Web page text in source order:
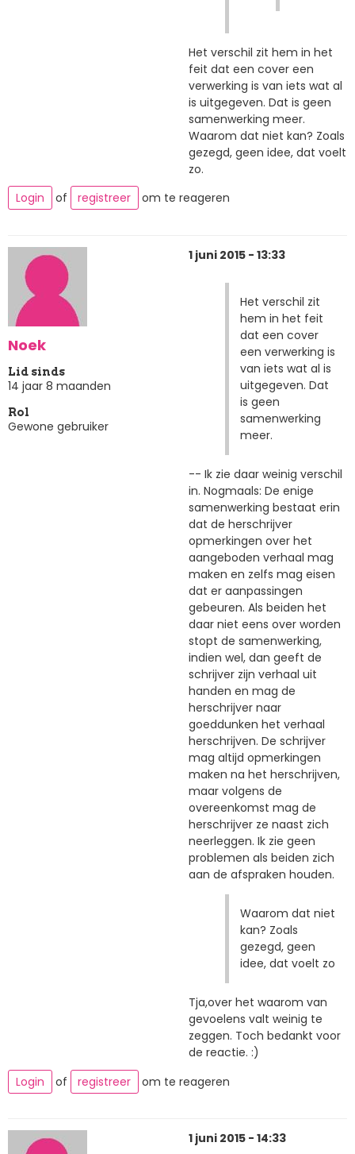
Het verschil zit hem in het
feit dat een cover een
verwerking is van iets wat al
is uitgegeven. Dat is geen
samenwerking meer.
Waarom dat niet kan? Zoals
gezegd, geen idee, dat voelt
zo.
Login
of registreer om te reageren
Noek
Lid sinds
14 jaar 8 maanden
Rol
Gewone gebruiker
1 juni 2015 - 13:33
Het verschil zit
hem in het feit
dat een cover
een verwerking is
van iets wat al is
uitgegeven. Dat
is geen
samenwerking
meer.
-- Ik zie daar weinig verschil
in. Nogmaals: De enige
samenwerking bestaat erin
dat de herschrijver
opmerkingen over het
aangeboden verhaal mag
maken en zelfs mag eisen
dat er aanpassingen
gebeuren. Als beiden het
daar niet eens over worden
stopt de samenwerking,
indien wel, dan geeft de
schrijver zijn verhaal uit
handen en mag de
herschrijver naar
goeddunken het verhaal
herschrijven. De schrijver
mag altijd opmerkingen
maken na het herschrijven,
maar volgens de
overeenkomst mag de
herschrijver ze naast zich
neerleggen. Ik zie geen
problemen als beiden zich
aan de afspraken houden.
Waarom dat niet
kan? Zoals
gezegd, geen
idee, dat voelt zo
Tja,over het waarom van
gevoelens valt weinig te
zeggen. Toch bedankt voor
de reactie. :)
Login
of registreer om te reageren
1 juni 2015 - 14:33